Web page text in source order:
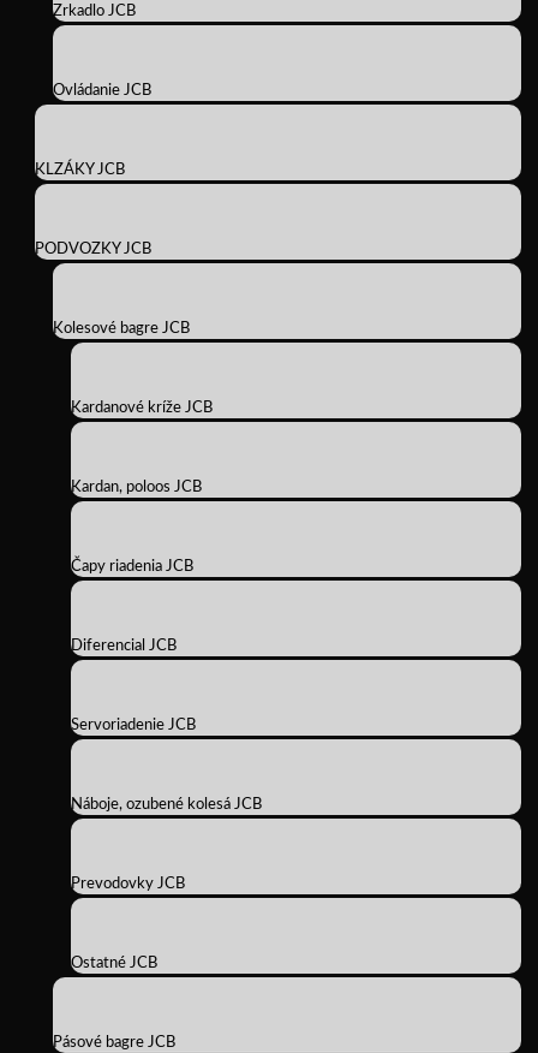
Zrkadlo JCB
Ovládanie JCB
KLZÁKY JCB
PODVOZKY JCB
Kolesové bagre JCB
Kardanové kríže JCB
Kardan, poloos JCB
Čapy riadenia JCB
Diferencial JCB
Servoriadenie JCB
Náboje, ozubené kolesá JCB
Prevodovky JCB
Ostatné JCB
Pásové bagre JCB